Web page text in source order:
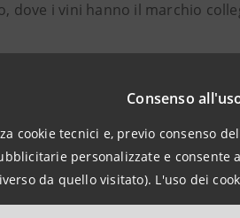
Consenso
cookie tecnici e, previo consenso
personalizzate e
da quello visitato). L'uso dei
dove i vini hanno il marchio
“Farnese” in Abruzzo è
Farnese, ritiratasi dalla vita
Farnese venivano serviti
avesse affidato la
e i Fantini, generazione